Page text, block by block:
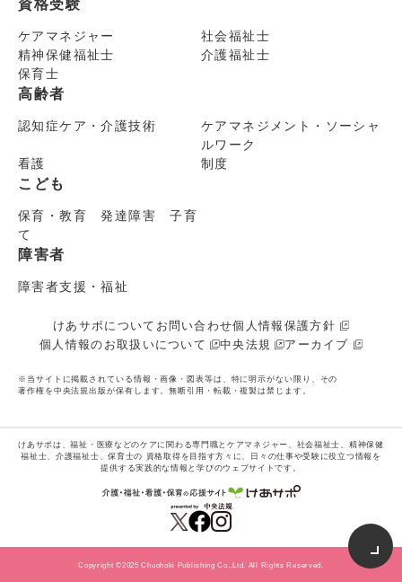
資格受験
ケアマネジャー
社会福祉士
精神保健福祉士
介護福祉士
保育士
高齢者
認知症ケア・介護技術
ケアマネジメント・ソーシャ
ルワーク
看護
制度
こども
保育・教育 発達障害 子育
て
障害者
障害者支援・福祉
けあサポについて お問い合わせ個人情報保護方針
個人情報のお取扱いについて
中央法規 アーカイブ
※当サイトに掲載されている情報・画像・図表等は、特に明示がない限り、その
著作権を中央法規出版が保有します。無断引用・転載・複製は禁じます。
けあサポは、福祉・医療などのケアに関わる専門職とケアマネジャー、社会福祉士、精神保健
福祉士、介護福祉士、保育士の 資格取得を目指す方々に、日々の仕事や受験に役立つ情報を
提供する実践的な情報と学びのウェブサイトです。
Copyright ©2025 Chuohoki Publishing Co.,Ltd. All Rights Reserved.